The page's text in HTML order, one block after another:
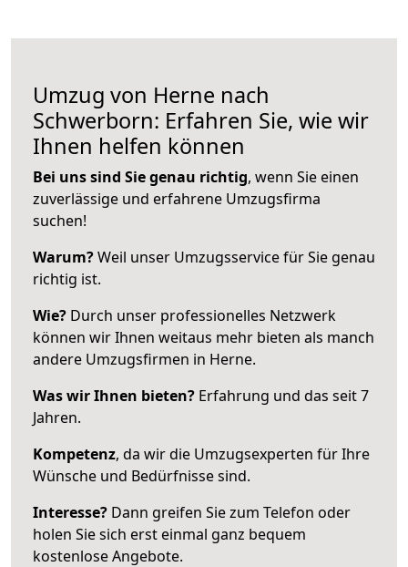
Umzug von Herne nach
Schwerborn: Erfahren Sie, wie wir
Ihnen helfen können
Bei uns sind Sie genau richtig, wenn Sie einen
zuverlässige und erfahrene Umzugsfirma
suchen!
Warum?Weil unser Umzugsservice für Sie genau
richtig ist.
Wie? Durch unser professionelles Netzwerk
können wir Ihnen weitaus mehr bieten als manch
andere Umzugsfirmen in Herne.
Was wir Ihnen bieten? Erfahrung und das seit 7
Jahren.
Kompetenz, da wir die Umzugsexperten für Ihre
Wünsche und Bedürfnisse sind.
Interesse? Dann greifen Sie zum Telefon oder
holen Sie sich erst einmal ganz bequem
kostenlose Angebote.